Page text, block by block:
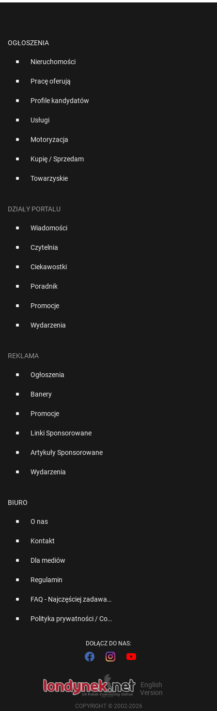
OGŁOSZENIA
Nieruchomości
Pracę oferują
Profile kandydatów
Usługi
Motoryzacja
Kupię / Sprzedam
Towarzyskie
DZIAŁY PORTALU
Wiadomości
Czytelnia
Ciekawostki
Poradnik
Promocje
Wydarzenia
REKLAMA
Ogłoszenia
Banery
Promocje
Linki Sponsorowane
Artykuły Sponsorowane
Wydarzenia
BIURO
O nas
Kontakt
Dla mediów
Regulamin
FAQ - Najczęściej zadawane pytania
Polityka prywatności / Cookies
DOŁĄCZ DO NAS:
English
Version
COPYRIGHT © 2002-2026